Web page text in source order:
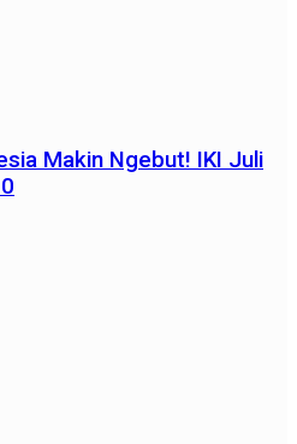
Makin Ngebut! IKI Juli